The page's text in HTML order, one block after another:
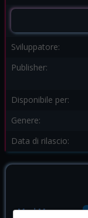
Sviluppatore:
Publisher:
Disponibile per:
Genere:
Data di rilascio:
Mad Max